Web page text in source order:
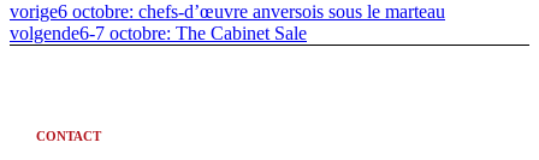
vorige6 octobre: chefs-d’œuvre anversois sous le marteau
volgende6-7 octobre: The Cabinet Sale
CONTACT